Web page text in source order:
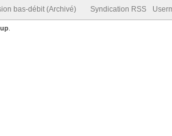
bas-débit (Archivé) Syndication RSS
.